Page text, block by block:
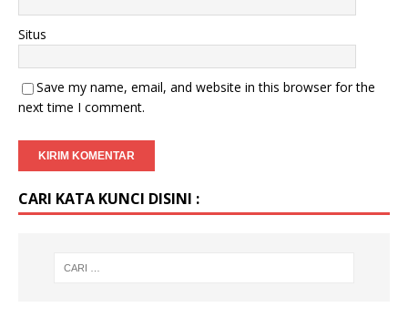
Situs
Save my name, email, and website in this browser for the
next time I comment.
CARI KATA KUNCI DISINI :